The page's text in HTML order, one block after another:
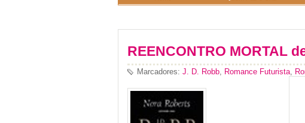
REENCONTRO MORTAL
Marcadores: J. D. Robb Romance Futurista